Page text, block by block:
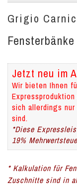
Grigio
Jetzt neu im
Wir bieten Ihnen
sich allerdings
sind.
*Diese
19%
* Kalkulation für
Zuschnitte sind in